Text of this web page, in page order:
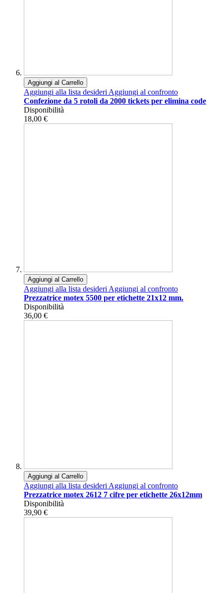
Aggiungi al Carrello
Aggiungi alla lista desideriAggiungi al confronto
Confezione da 5 rotoli da 2000 tickets per elimina code
Disponibilità
18,00 €
Aggiungi al Carrello
Aggiungi alla lista desideriAggiungi al confronto
Prezzatrice motex 5500 per etichette 21x12 mm.
Disponibilità
36,00 €
Aggiungi al Carrello
Aggiungi alla lista desideriAggiungi al confronto
Prezzatrice motex 2612 7 cifre per etichette 26x12mm
Disponibilità
39,90 €